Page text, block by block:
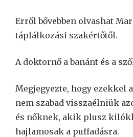
Erről bővebben olvashat
táplálkozási szakértőtől.
A doktornő a banánt és a
Megjegyezte, hogy ezekkel
nem szabad visszaélniük
és nőknek, akik plusz
hajlamosak a puffadásra.